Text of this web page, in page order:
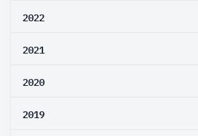
2022
2021
2020
2019